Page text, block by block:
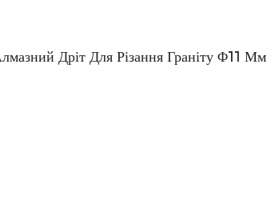
Дріт Для Різання Граніту Φ11 Мм